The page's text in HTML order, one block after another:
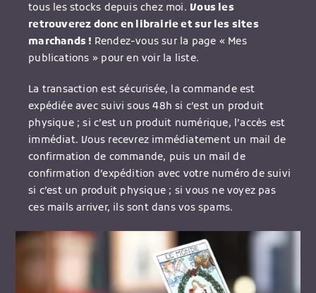
tous les stocks depuis chez moi. Vous les
retrouverez donc en librairie et sur les sites
marchands ! Rendez-vous sur la page « Mes
publications » pour en voir la liste.
La transaction est sécurisée, la commande est
expédiée avec suivi sous 48h si c’est un produit
physique ; si c’est un produit numérique, l’accès est
immédiat. Vous recevrez immédiatement un mail de
confirmation de commande, puis un mail de
confirmation d’expédition avec votre numéro de suivi
si c’est un produit physique ; si vous ne voyez pas
ces mails arriver, ils sont dans vos spams.